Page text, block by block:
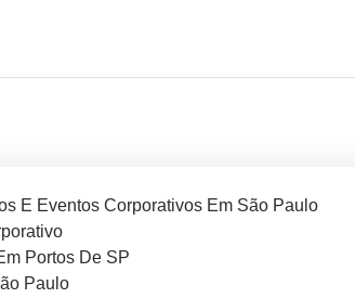
E Eventos Corporativos Em São Paulo
Portos De SP
Paulo